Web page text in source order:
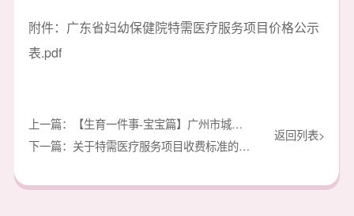
附件：广东省妇幼保健院特需医疗服务项目价格公示
表.pdf
上一篇：【生育一件事-宝宝篇】广州市城乡居民(新生儿)住院费用追溯办理流程（线下）
下一篇：关于特需医疗服务项目收费标准的公示
返回列表>